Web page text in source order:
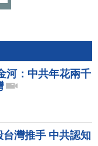
河：中共年花兩千
灣推手 中共認知